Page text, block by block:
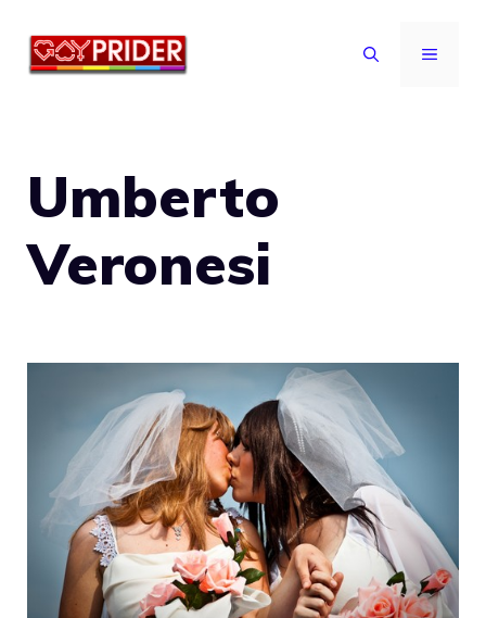
MENU
Umberto
Veronesi